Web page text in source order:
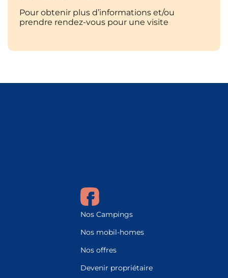
Pour obtenir plus d’informations et/ou
prendre rendez-vous pour une visite
Nos mobil-homes
Nos offres
Devenir propriétaire
Contact
Mentions légales